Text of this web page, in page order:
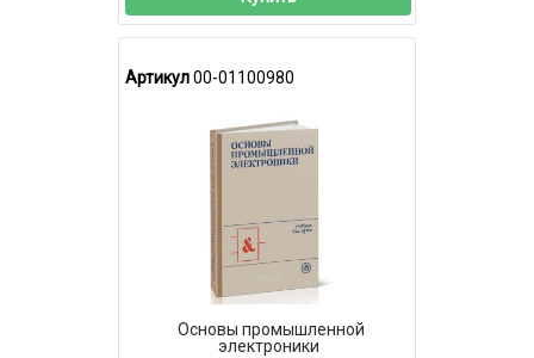
Артикул00-01100980
Основы промышленной
электроники